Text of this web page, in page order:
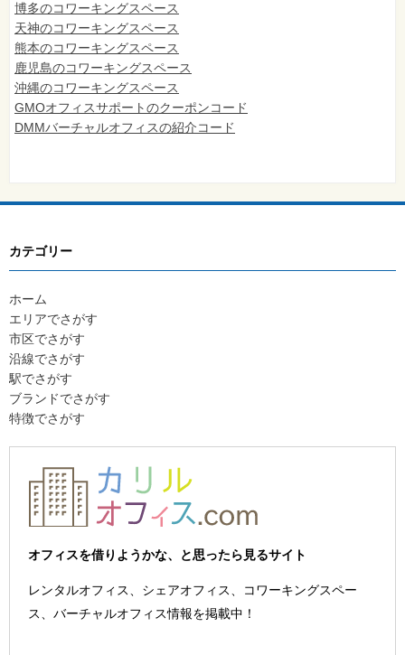
博多のコワーキングスペース
天神のコワーキングスペース
熊本のコワーキングスペース
鹿児島のコワーキングスペース
沖縄のコワーキングスペース
GMOオフィスサポートのクーポンコード
DMMバーチャルオフィスの紹介コード
カテゴリー
ホーム
エリアでさがす
市区でさがす
沿線でさがす
駅でさがす
ブランドでさがす
特徴でさがす
オフィスを借りようかな、と思ったら見るサイト
レンタルオフィス、シェアオフィス、コワーキングスペー
ス、バーチャルオフィス情報を掲載中！